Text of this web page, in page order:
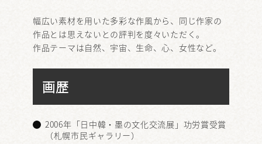
幅広い素材を用いた多彩な作風から、同じ作家の
作品とは思えないとの評判を度々いただく。
作品テーマは自然、宇宙、生命、心、女性など。
画歴
2006年「日中韓・墨の文化交流展」功労賞受賞
（札幌市民ギャラリー）